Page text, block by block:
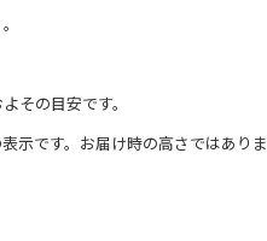
その目安です。
示です。お届け時の高さではありま